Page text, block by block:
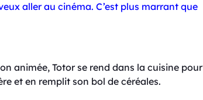
aller au cinéma. C’est plus marrant que
animée, Totor se rend dans la cuisine pour
et en remplit son bol de céréales.